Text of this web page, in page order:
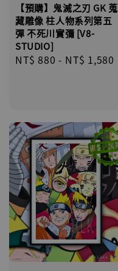
【預購】鬼滅之刃 GK 蒐
藏雕像 柱人物系列第五
彈 不死川實彌 [V8-
STUDIO]
Regular
NT$ 880 - NT$ 1,580